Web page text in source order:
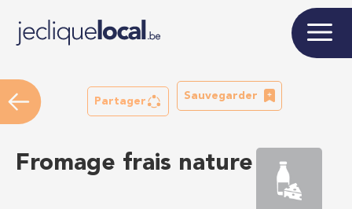
Partager
Sauvegarder
Fromage frais nature